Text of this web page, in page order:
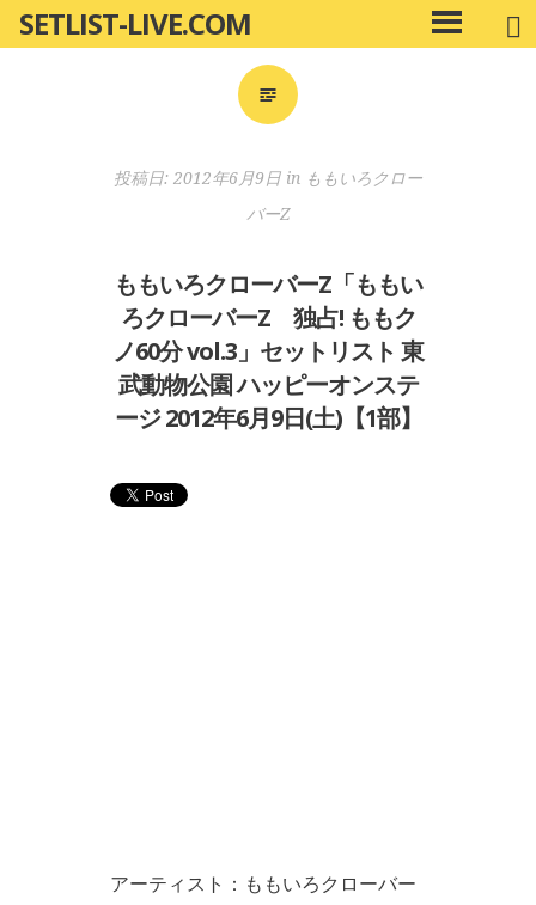
ン
SETLIST-LIVE.COM
メ
イ
投稿日: 2012年6月9日 in ももいろクロー
バーZ
ももいろクローバーZ「ももい
ろクローバーZ 独占! ももク
ノ60分 vol.3」セットリスト 東
武動物公園 ハッピーオンステ
ージ 2012年6月9日(土)【1部】
アーティスト：ももいろクローバー